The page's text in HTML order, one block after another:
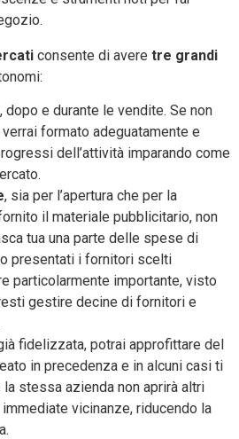
consente di avere tre grandi
dopo e durante le vendite. Se non
formato adeguatamente e
dell’attività imparando come
, sia per l’apertura che per la
il materiale pubblicitario, non
tua una parte delle spese di
presentati i fornitori scelti
particolarmente importante, visto
gestire decine di fornitori e
fidelizzata, potrai approfittare del
in precedenza e in alcuni casi ti
la stessa azienda non aprirà altri
vicinanze, riducendo la